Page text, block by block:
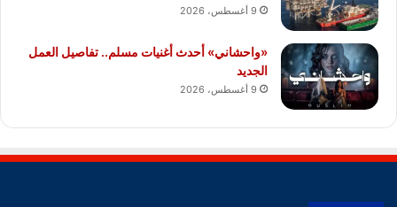
9 أغسطس، 2026
«واحشاني» أحدث أغنيات مسلم.. تفاصيل العمل
الجديد
9 أغسطس، 2026